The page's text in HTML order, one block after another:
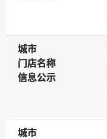
城市
城市
门店名称
门店名称
信息公示
信息公示
城市
城市